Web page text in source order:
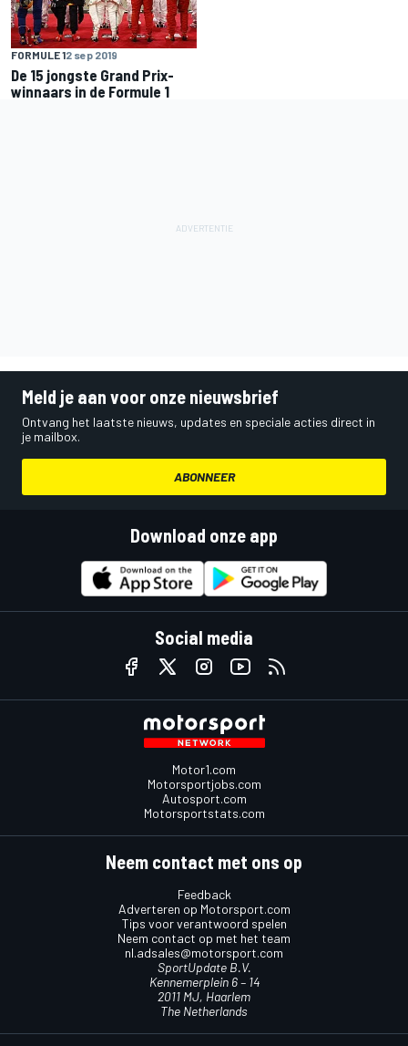
FORMULE 12 sep 2019
De 15 jongste Grand Prix-
winnaars in de Formule 1
Meld je aan voor onze nieuwsbrief
Ontvang het laatste nieuws, updates en speciale acties direct in
je mailbox.
ABONNEER
Download onze app
Social media
Motor1.com
Motorsportjobs.com
Autosport.com
Motorsportstats.com
Neem contact met ons op
Feedback
Adverteren op Motorsport.com
Tips voor verantwoord spelen
Neem contact op met het team
nl.adsales@motorsport.com
SportUpdate B.V.
Kennemerplein 6 – 14
2011 MJ, Haarlem
The Netherlands